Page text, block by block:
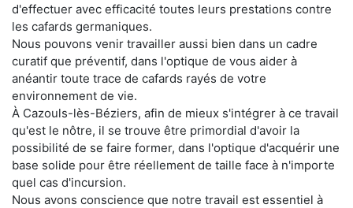
d'effectuer avec efficacité toutes leurs prestations contre
les cafards germaniques.
Nous pouvons venir travailler aussi bien dans un cadre
curatif que préventif, dans l'optique de vous aider à
anéantir toute trace de cafards rayés de votre
environnement de vie.
À Cazouls-lès-Béziers, afin de mieux s'intégrer à ce travail
qu'est le nôtre, il se trouve être primordial d'avoir la
possibilité de se faire former, dans l'optique d'acquérir une
base solide pour être réellement de taille face à n'importe
quel cas d'incursion.
Nous avons conscience que notre travail est essentiel à